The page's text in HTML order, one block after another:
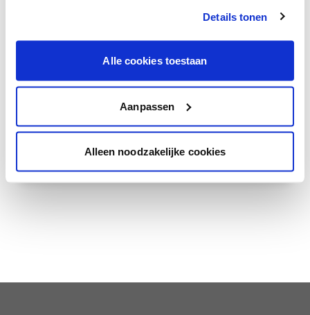
Details tonen
Alle cookies toestaan
Aanpassen
Alleen noodzakelijke cookies
Ga samen met de kleuradviseur door je
Krijg kleuradvies op basis van de lichtinval
en je meubels.
van je muren.